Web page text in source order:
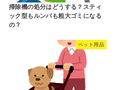
掃除機の処分はどうする？スティ
ック型もルンバも粗大ゴミになる
の？
ペット用品